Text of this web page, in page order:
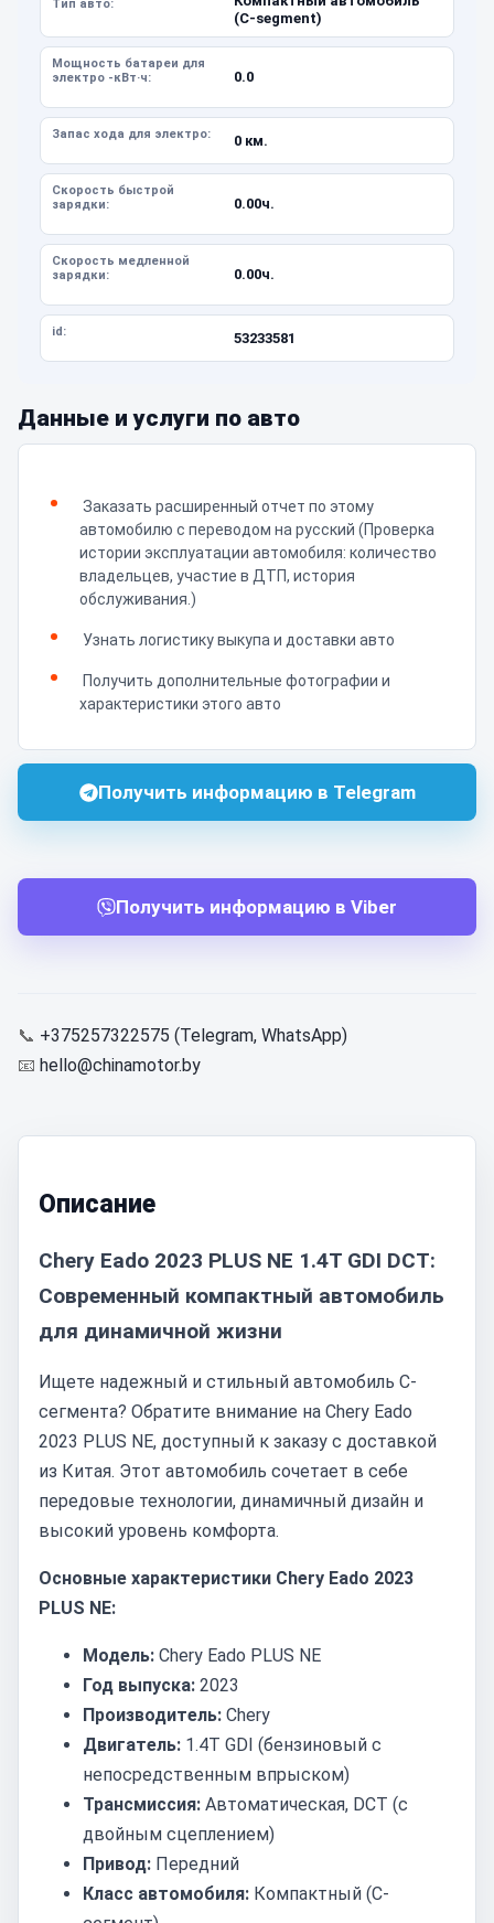
Тип авто:
(C-segment)
Мощность батареи для
электро -кВт·ч:
0.0
Запас хода для электро: 0 км.
Скорость быстрой
зарядки:
0.00ч.
Скорость медленной
зарядки:
0.00ч.
id: 53233581
Данные и услуги по авто
Заказать расширенный отчет по этому
автомобилю с переводом на русский (Проверка
истории эксплуатации автомобиля: количество
владельцев, участие в ДТП, история
обслуживания.)
Узнать логистику выкупа и доставки авто
Получить дополнительные фотографии и
характеристики этого авто
Получить информацию в Telegram
Получить информацию в Viber
📞 +375257322575 (Telegram, WhatsApp)
📧 hello@chinamotor.by
Описание
Chery Eado 2023 PLUS NE 1.4T GDI DCT:
Современный компактный автомобиль
для динамичной жизни
Ищете надежный и стильный автомобиль C-
сегмента? Обратите внимание на Chery Eado
2023 PLUS NE, доступный к заказу с доставкой
из Китая. Этот автомобиль сочетает в себе
передовые технологии, динамичный дизайн и
высокий уровень комфорта.
Основные характеристики Chery Eado 2023
PLUS NE:
Модель: Chery Eado PLUS NE
Год выпуска: 2023
Производитель: Chery
Двигатель: 1.4T GDI (бензиновый с
непосредственным впрыском)
Трансмиссия: Автоматическая, DCT (с
двойным сцеплением)
Привод: Передний
Класс автомобиля: Компактный (C-